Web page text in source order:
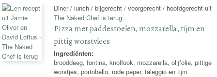
Diner / lunch / bijgerecht / voorgerecht / hoofdgerecht uit
The Naked Chef is terug:
Pizza met paddestoelen, mozzarella, tijm en
pittig worstvlees
Ingrediënten:
brooddeeg, fontina, knoflook, mozzarella, olijfolie, pittige
worstjes, portobello, rode peper, taleggio en tijm